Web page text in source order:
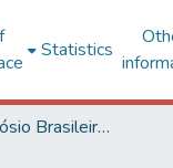
Statistics
SBQP - Simpósio Brasileiro de Qualidade do Projeto no Ambiente Construído